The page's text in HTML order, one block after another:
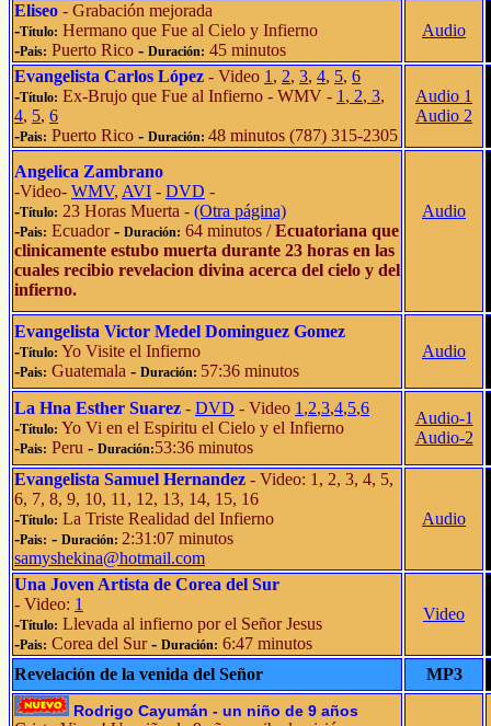
Eliseo - Grabación mejorada
-Título: Hermano que Fue al Cielo y Infierno
-Pais: Puerto Rico - Duración: 45 minutos
Audio
Evangelista Carlos López - Video 1 , 2, 3, 4, 5, 6
-Título: Ex-Brujo que Fue al Infierno - WMV - 1 , 2, 3,
4, 5, 6
-Pais: Puerto Rico - Duración: 48 minutos (787) 315-2305
Audio 1
Audio 2
Angelica Zambrano
-Video- WMV, AVI - DVD -
-Título: 23 Horas Muerta - (Otra página)
-Pais: Ecuador- Duración: 64 minutos /Ecuatoriana que
clinicamente estubo muerta durante 23 horas en las
cuales recibio revelacion divina acerca del cielo y del
infierno.
Audio
Evangelista Victor Medel Dominguez Gomez
-Título: Yo Visite el Infierno
-Pais: Guatemala - Duración: 57:36 minutos
Audio
La Hna Esther Suarez - DVD - Video 1 ,2,3,4,5,6
-Título: Yo Vi en el Espiritu el Cielo y el Infierno
-Pais: Peru - Duración:53:36 minutos
Audio-1
Audio-2
Evangelista Samuel Hernandez - Video: 1, 2, 3, 4, 5,
6, 7, 8, 9, 10, 11, 12, 13, 14, 15, 16
-Título: La Triste Realidad del Infierno
-Pais: - Duración: 2:31:07 minutos
samyshekina@hotmail.com
Audio
Una Joven Artista de Corea del Sur
- Video: 1
-Título: Llevada al infierno por el Señor Jesus
-Pais: Corea del Sur - Duración: 6:47 minutos
Video
Revelación de la venida del Señor MP3
Rodrigo Cayumán - un niño de 9 años